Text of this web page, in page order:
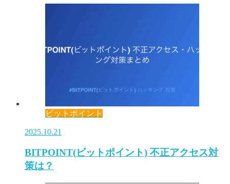
ビットポイント
2025.10.21
BITPOINT(ビットポイント) 不正アクセス対
策は？